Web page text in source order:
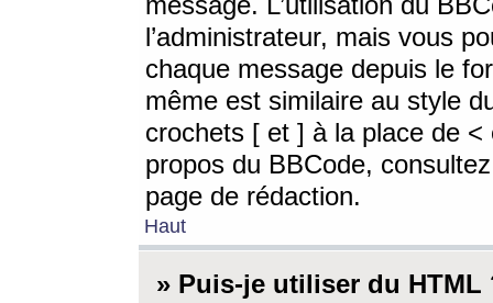
l’administrateur, mais vous
chaque message depuis le
même est similaire au style
crochets [ et ] à la place de <
propos du BBCode,
page de rédaction.
Haut
» Puis-je utiliser du HTML